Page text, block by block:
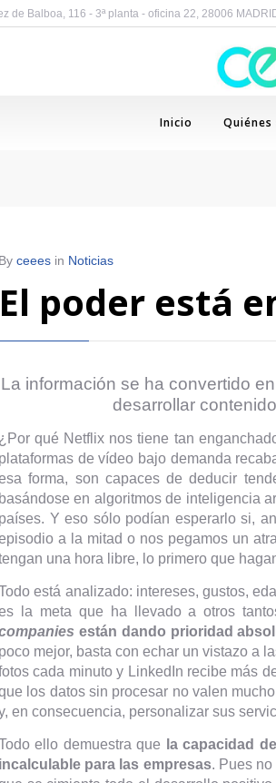
de Balboa, 116 - 3ª planta - oficina 22, 28006
Inicio Quiénes
By ceees in Noticias
El poder está
La información se ha convertido
desarrollar
¿Por qué Netflix nos tiene tan
plataformas de vídeo bajo demanda
forma, son capaces de deducir
basándose en algoritmos de inteligencia
países. Y eso sólo podían esperarlo si,
a la mitad o nos pegamos un
una hora libre, lo primero que
está analizado: intereses, gustos,
la meta que ha llevado a otros
están dando prioridad
poco mejor, basta con echar un vistazo a
cada minuto y LinkedIn recibe más
los datos sin procesar no valen
en consecuencia, personalizar sus
ello demuestra que
la capacidad
incalculable para las empresas. Pues